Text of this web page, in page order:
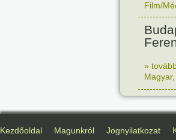
Film/
»
Magyar,
Kezdőoldal Magunkról Jognyilatkozat